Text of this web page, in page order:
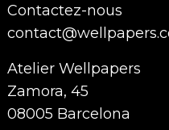
Contactez-nous
Atelier Wellpapers
Zamora, 45
08005 Barcelona